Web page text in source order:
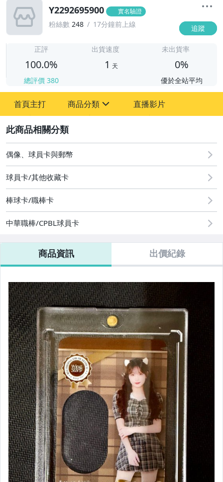
Y2292695900 實名驗證
粉絲數 248 17分鐘前上線 追蹤
正評
100.0%
總評價 380
出貨速度
1 天
未出貨率
0%
優於全站平均
首頁主打 商品分類
偶像、球員卡與郵幣
運動、戶外與休閒
直播影片
偶像、球員卡與郵幣
球員卡/其他收藏卡
棒球卡/職棒卡
中華職棒/CPBL球員卡
商品資訊 出價紀錄